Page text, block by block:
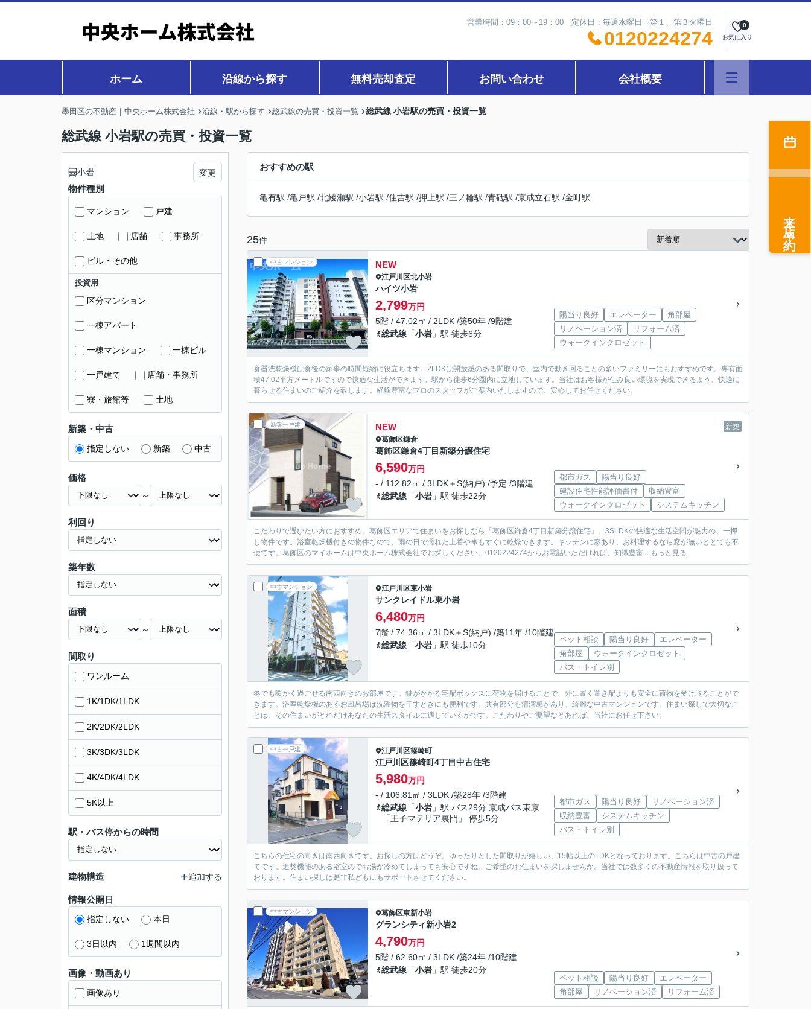
営業時間：09：00～19：00 定休日：毎週水曜日・第１、第３火曜日
0120224274 お気に入り
0
ホーム 沿線から探す 無料売却査定 お問い合わせ 会社概要
墨田区の不動産｜中央ホーム株式会社 沿線・駅から探す 総武線の売買・投資一覧 総武線 小岩駅の売買・投資一覧
総武線 小岩駅の売買・投資一覧
おすすめの駅
亀有駅 /亀戸駅 /北綾瀬駅 /小岩駅 /住吉駅 /押上駅 /三ノ輪駅 /青砥駅 /京成立石駅 /金町駅
25件
中古マンション NEW
江戸川区北小岩
ハイツ小岩
2,799万円
5階 / 47.02㎡ / 2LDK /築50年 /9階建
総武線 「小岩 」駅 徒歩6分
陽当り良好 エレベーター
角部屋
リノベーション済
リフォーム済
ウォークインクロゼット
食器洗乾燥機は食後の家事の時間短縮に役立ちます。2LDKは開放感のある間取りで、室内で動き回ることの多いファミリーにもおすすめです。専有面
積47.02平方メートルですので快適な生活ができます。駅から徒歩6分圏内に立地しています。当社はお客様が住み良い環境を実現できるよう、快適に
暮らせる住まいのご紹介を致します。経験豊富なプロのスタッフがご案内いたしますので、安心してお任せください。
新築一戸建 新築
NEW
葛飾区鎌倉
葛飾区鎌倉4丁目新築分譲住宅
6,590万円
- / 112.82㎡ / 3LDK＋S(納戸) /予定 /3階建
総武線 「小岩 」駅 徒歩22分
都市ガス
陽当り良好
建設住宅性能評価書付
収納豊富
ウォークインクロゼット
システムキッチン
こだわりで選びたい方におすすめ。葛飾区エリアで住まいをお探しなら「葛飾区鎌倉4丁目新築分譲住宅」。3SLDKの快適な生活空間が魅力の、一押
し物件です。浴室乾燥機付きの物件なので、雨の日で濡れた上着や傘もすぐに乾燥できます。キッチンに窓あり、お料理するなら窓が無いととても不
便です。葛飾区のマイホームは中央ホーム株式会社でお探しください。0120224274からお電話いただければ、知識豊富... もっと見る
中古マンション 江戸川区東小岩
サンクレイドル東小岩
6,480万円
7階 / 74.36㎡ / 3LDK＋S(納戸) /築11年 /10階建
総武線 「小岩 」駅 徒歩10分
ペット相談 陽当り良好
エレベーター
角部屋
ウォークインクロゼット
バス・トイレ別
冬でも暖かく過ごせる南西向きのお部屋です。鍵がかかる宅配ボックスに荷物を届けることで、外に置く置き配よりも安全に荷物を受け取ることがで
きます。浴室乾燥機のあるお風呂場は洗濯物を干すときにも便利です。共有部分も清潔感があり、綺麗な中古マンションです。住まい探しで大切なこ
とは、その住まいがどれだけあなたの生活スタイルに適しているかです。こだわりやご要望などあれば、当社にお任せ下さい。
中古一戸建 江戸川区篠崎町
江戸川区篠崎町4丁目中古住宅
5,980万円
- / 106.81㎡ / 3LDK /築28年 /3階建
総武線 「小岩 」駅 バス29分 京成バス東京
「王子マテリア裏門」 停歩5分
都市ガス 陽当り良好
リノベーション済
収納豊富
システムキッチン
バス・トイレ別
こちらの住宅の向きは南西向きです。お探しの方はどうぞ。ゆったりとした間取りが嬉しい、15帖以上のLDKとなっております。こちらは中古の戸建
てです。追焚機能のある浴室のでお湯が冷めてしまっても安心ですね。ご希望のお住まいを探しませんか。当社では数多くの不動産情報を取り扱って
おります。住まい探しは是非私どもにもサポートさせてください。
中古マンション 葛飾区東新小岩
グランシティ新小岩2
4,790万円
5階 / 62.60㎡ / 3LDK /築24年 /10階建
総武線 「小岩 」駅 徒歩20分
ペット相談 陽当り良好
エレベーター
角部屋
リノベーション済 リフォーム済
小岩 変更
物件種別
マンション 戸建
土地 店舗 事務所
ビル・その他
投資用
区分マンション
一棟アパート
一棟マンション 一棟ビル
一戸建て 店舗・事務所
寮・旅館等 土地
新築・中古
指定しない 新築 中古
価格
～
利回り
築年数
面積
～
間取り
ワンルーム
1K/1DK/1LDK
2K/2DK/2LDK
3K/3DK/3LDK
4K/4DK/4LDK
5K以上
駅・バス停からの時間
建物構造 追加する
情報公開日
指定しない 本日
3日以内 1週間以内
画像・動画あり
画像あり
来店予約